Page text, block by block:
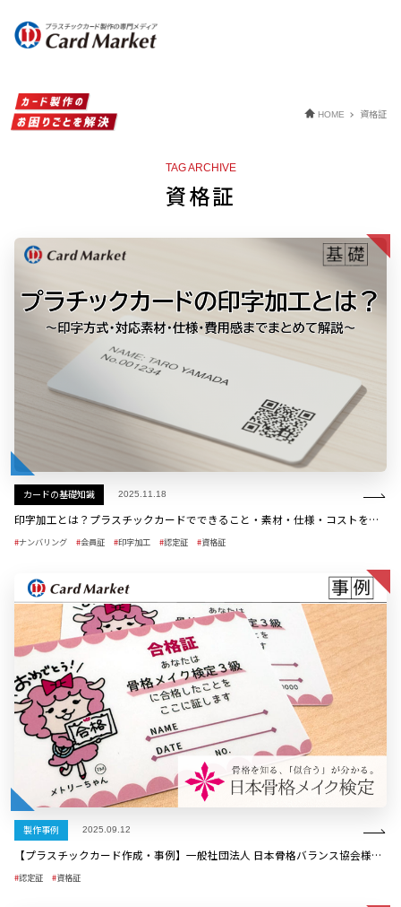
HOME 資格証
TAG ARCHIVE
資格証
カードの基礎知識 2025.11.18
印字加工とは？プラスチックカードでできること・素材・仕様・コストをわかりやすく解説
ナンバリング 会員証 印字加工 認定証 資格証
製作事例 2025.09.12
【プラスチックカード作成・事例】一般社団法人 日本骨格バランス協会様 骨格メイク検定 合格証カード制作
認定証 資格証